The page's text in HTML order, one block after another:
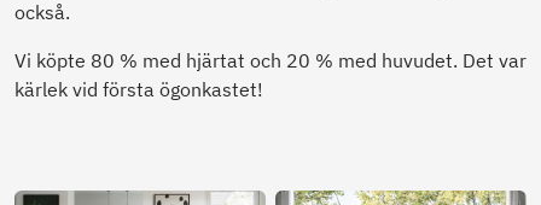
också.
Vi köpte 80 % med hjärtat och 20 % med huvudet. Det var
kärlek vid första ögonkastet!